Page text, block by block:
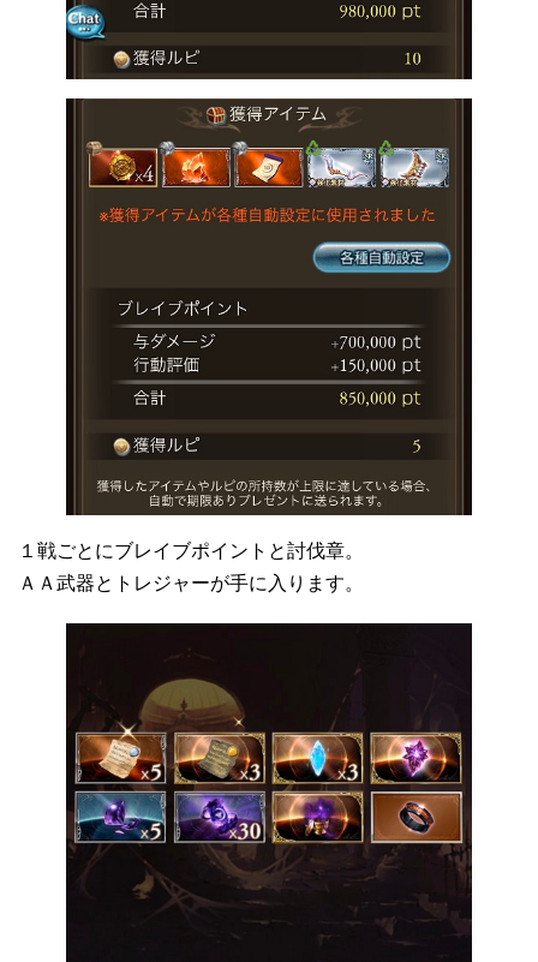
１戦ごとにブレイブポイントと討伐章。
ＡＡ武器とトレジャーが手に入ります。